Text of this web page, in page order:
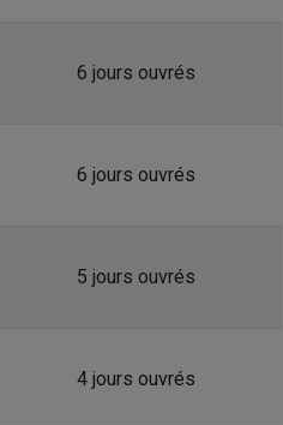
6 jours ouvrés
6 jours ouvrés
5 jours ouvrés
4 jours ouvrés